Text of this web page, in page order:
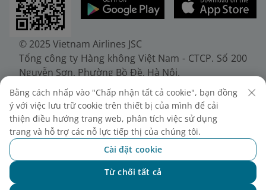
© 2025 Vietnam Airlines JSC
Tổng công ty Hàng không Việt Nam - CTCP. Số 200
Nguyễn Sơn, Phường Bồ Đề, Hà Nội.
Điện thoại: (+84-24) 38272289. Fax: (+84-24)
38722375
Giấy chứng nhận đăng ký doanh nghiệp, mã số
doanh nghiệp 0100107518, đăng ký lần đầu ngày
30/6/2010, đăng ký thay đổi lần thứ 10 ngày
24/7/2025, cấp bởi Sở Tài chính Thành phố Hà Nội.
Bằng cách nhấp vào "Chấp nhận tất cả cookie", bạn đồng
ý với việc lưu trữ cookie trên thiết bị của mình để cải
thiện điều hướng trang web, phân tích việc sử dụng
trang và hỗ trợ các nỗ lực tiếp thị của chúng tôi.
Cài đặt cookie
Từ chối tất cả